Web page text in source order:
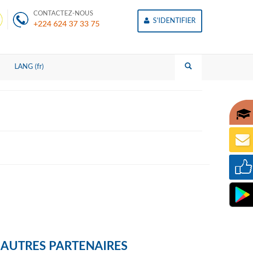
CONTACTEZ-NOUS
+224 624 37 33 75 S'IDENTIFIER
LANG (fr)
AUTRES PARTENAIRES